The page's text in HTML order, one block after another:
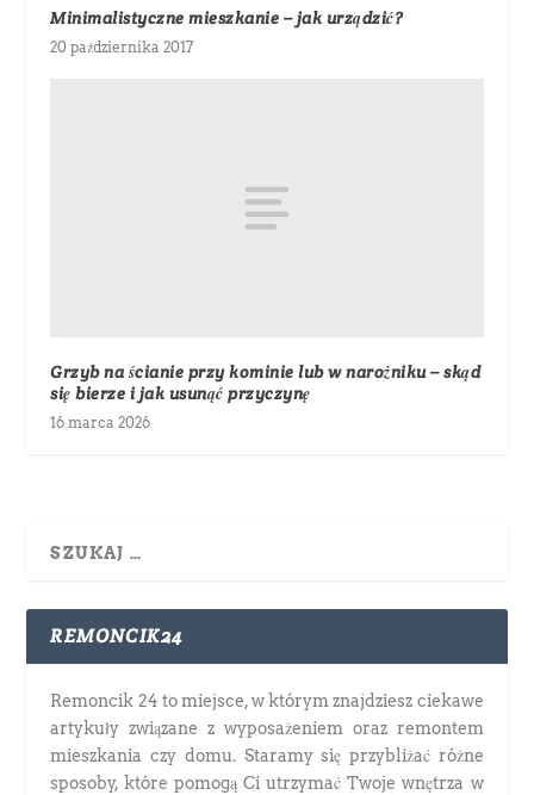
Minimalistyczne mieszkanie – jak urządzić?
20 października 2017
Grzyb na ścianie przy kominie lub w narożniku – skąd
się bierze i jak usunąć przyczynę
16 marca 2026
REMONCIK24
Remoncik 24 to miejsce, w którym znajdziesz ciekawe
artykuły związane z wyposażeniem oraz remontem
mieszkania czy domu. Staramy się przybliżać różne
sposoby, które pomogą Ci utrzymać Twoje wnętrza w